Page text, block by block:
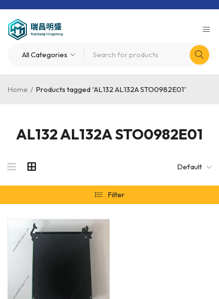
AL132 AL132A STO0982E01
Home / Products tagged “AL132 AL132A STO0982E01”
Default
Filter